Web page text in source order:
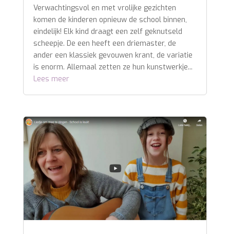
Verwachtingsvol en met vrolijke gezichten
komen de kinderen opnieuw de school binnen,
eindelijk! Elk kind draagt een zelf geknutseld
scheepje. De een heeft een driemaster, de
ander een klassiek gevouwen krant, de variatie
is enorm. Allemaal zetten ze hun kunstwerkje...
Lees meer